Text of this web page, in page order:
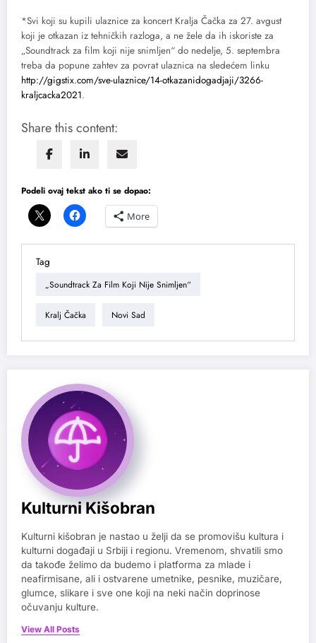
*Svi koji su kupili ulaznice za koncert Kralja Čačka za 27. avgust
koji je otkazan iz tehničkih razloga, a ne žele da ih iskoriste za
„Soundtrack za film koji nije snimljen“ do nedelje, 5. septembra
treba da popune zahtev za povrat ulaznica na sledećem linku
http://gigstix.com/sve-ulaznice/14-otkazanidogadjaji/3266-
kraljcacka2021.
Share this content:
Podeli ovaj tekst ako ti se dopao:
More
Tag
„Soundtrack Za Film Koji Nije Snimljen“
Kralj Čačka Novi Sad
Kulturni Kišobran
Kulturni kišobran je nastao u želji da se promovišu kultura i
kulturni događaji u Srbiji i regionu. Vremenom, shvatili smo
da takođe želimo da budemo i platforma za mlade i
neafirmisane, ali i ostvarene umetnike, pesnike, muzičare,
glumce, slikare i sve one koji na neki način doprinose
očuvanju kulture.
View All Posts